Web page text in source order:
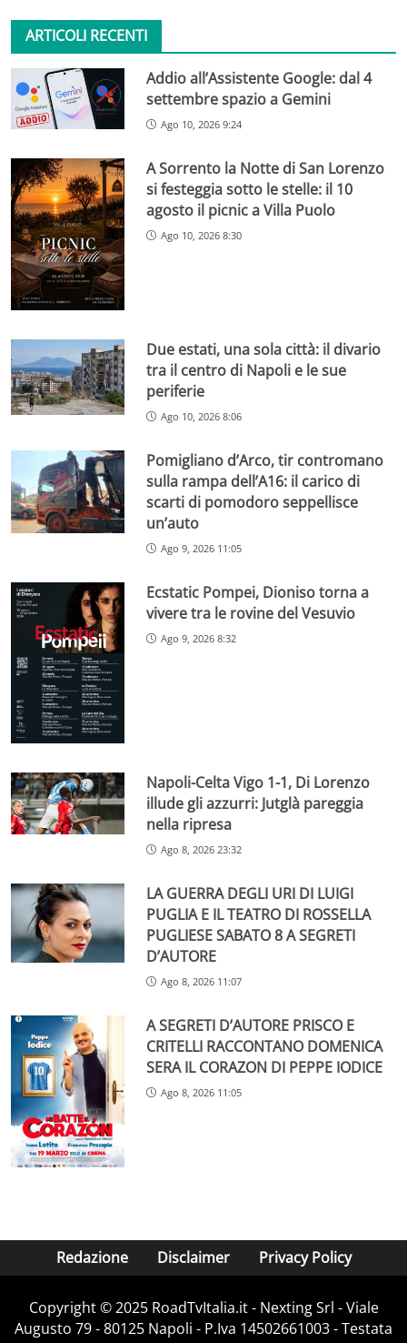
ARTICOLI RECENTI
Addio all’Assistente Google: dal 4
settembre spazio a Gemini
Ago 10, 2026 9:24
A Sorrento la Notte di San Lorenzo
si festeggia sotto le stelle: il 10
agosto il picnic a Villa Puolo
Ago 10, 2026 8:30
Due estati, una sola città: il divario
tra il centro di Napoli e le sue
periferie
Ago 10, 2026 8:06
Pomigliano d’Arco, tir contromano
sulla rampa dell’A16: il carico di
scarti di pomodoro seppellisce
un’auto
Ago 9, 2026 11:05
Ecstatic Pompei, Dioniso torna a
vivere tra le rovine del Vesuvio
Ago 9, 2026 8:32
Napoli-Celta Vigo 1-1, Di Lorenzo
illude gli azzurri: Jutglà pareggia
nella ripresa
Ago 8, 2026 23:32
LA GUERRA DEGLI URI DI LUIGI
PUGLIA E IL TEATRO DI ROSSELLA
PUGLIESE SABATO 8 A SEGRETI
D’AUTORE
Ago 8, 2026 11:07
A SEGRETI D’AUTORE PRISCO E
CRITELLI RACCONTANO DOMENICA
SERA IL CORAZON DI PEPPE IODICE
Ago 8, 2026 11:05
Redazione Disclaimer Privacy Policy
Copyright ©️ 2025 RoadTvItalia.it - Nexting Srl - Viale
Augusto 79 - 80125 Napoli - P.Iva 14502661003 - Testata